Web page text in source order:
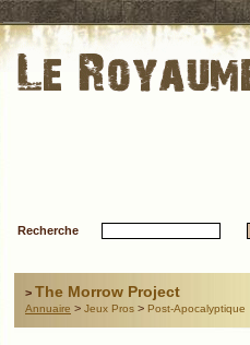
Recherche
> The Morrow Project
Annuaire > Jeux Pros > Post-Apocalyptique